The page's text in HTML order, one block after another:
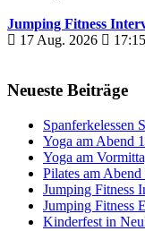
Jumping Fitness
17 Aug. 2026
17:15
Neueste Beiträge
Spanferkelessen
Yoga am Abend
Yoga am
Pilates am Abend
Jumping Fitness
Jumping Fitness
Kinderfest in